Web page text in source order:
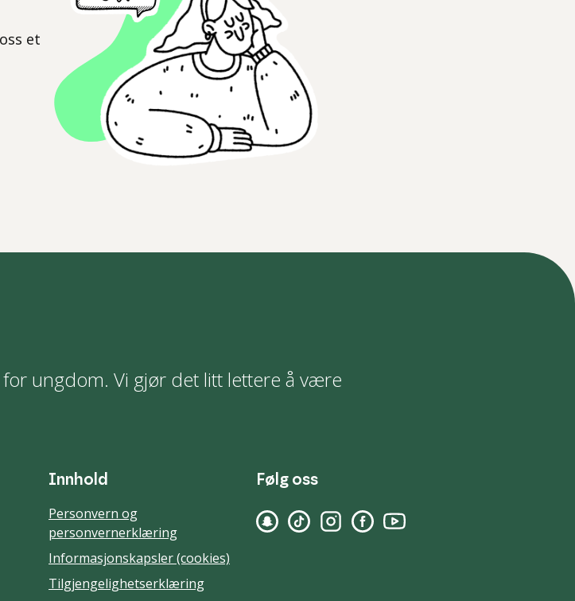
et
ungdom. Vi gjør det litt lettere å være
Innhold
Personvern og
personvernerklæring
Informasjonskapsler (cookies)
Tilgjengelighetserklæring
Følg oss